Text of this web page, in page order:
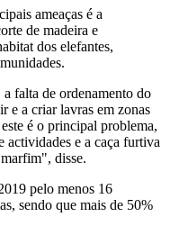
ameaças é a
de madeira e
dos elefantes,
falta de ordenamento do
e a criar lavras em zonas
é o principal problema,
actividades e a caça furtiva
disse.
pelo menos 16
sendo que mais de 50%